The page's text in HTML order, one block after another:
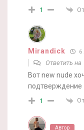
1
Mirandick 6
Ответить на
Вот new nude
подтверждение
1
Автор